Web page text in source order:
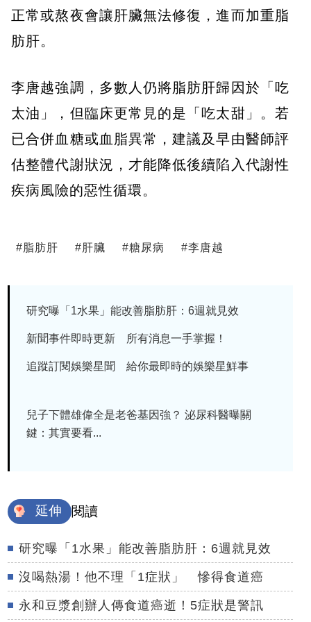
正常或熬夜會讓肝臟無法修復，進而加重脂
肪肝。
李唐越強調，多數人仍將脂肪肝歸因於「吃
太油」，但臨床更常見的是「吃太甜」。若
已合併血糖或血脂異常，建議及早由醫師評
估整體代謝狀況，才能降低後續陷入代謝性
疾病風險的惡性循環。
# 脂肪肝 # 肝臟 #糖尿病 #李唐越
研究曝「1水果」能改善脂肪肝：6週就見效
新聞事件即時更新 所有消息一手掌握！
追蹤訂閱娛樂星聞 給你最即時的娛樂星鮮事
兒子下體雄偉全是老爸基因強？ 泌尿科醫曝關
鍵：其實要看...
延伸 閱讀
研究曝「1水果」能改善脂肪肝：6週就見效
沒喝熱湯！他不理「1症狀」 慘得食道癌
永和豆漿創辦人傳食道癌逝！5症狀是警訊